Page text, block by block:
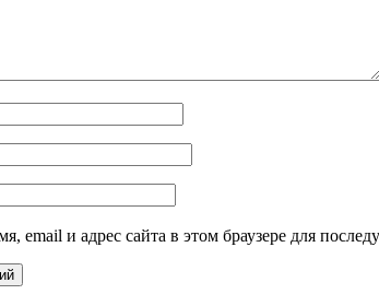
email и адрес сайта в этом браузере для